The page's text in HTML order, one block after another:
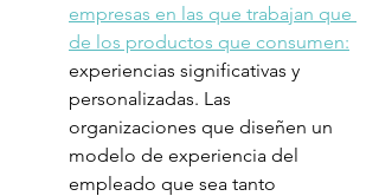
empresas en las que trabajan que
de los productos que consumen:
experiencias significativas y
personalizadas. Las
organizaciones que diseñen un
modelo de experiencia del
empleado que sea tanto